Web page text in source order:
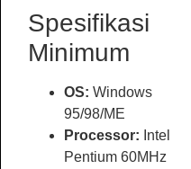
Spesifikasi
Minimum
OS: Windows
95/98/ME
Processor: Intel
Pentium 60MHz